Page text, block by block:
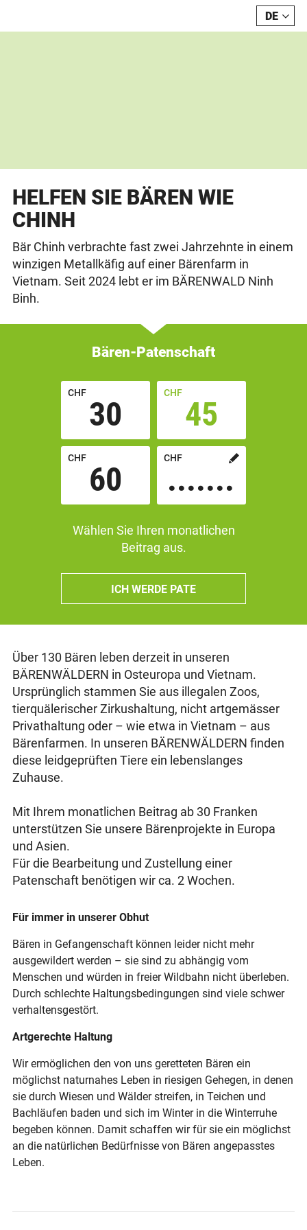
DE
HELFEN SIE BÄREN WIE
CHINH
Bär Chinh verbrachte fast zwei Jahrzehnte in einem
winzigen Metallkäfig auf einer Bärenfarm in
Vietnam. Seit 2024 lebt er im BÄRENWALD Ninh
Binh.
Bären-Patenschaft
30
CHF
45
CHF
60
CHF
Custom
in
CHF
Wählen Sie Ihren monatlichen
Beitrag aus.
ICH WERDE PATE
Über 130 Bären leben derzeit in unseren
BÄRENWÄLDERN in Osteuropa und Vietnam.
Ursprünglich stammen Sie aus illegalen Zoos,
tierquälerischer Zirkushaltung, nicht artgemässer
Privathaltung oder – wie etwa in Vietnam – aus
Bärenfarmen. In unseren BÄRENWÄLDERN finden
diese leidgeprüften Tiere ein lebenslanges
Zuhause.
Mit Ihrem monatlichen Beitrag ab 30 Franken
unterstützen Sie unsere Bärenprojekte in Europa
und Asien.
Für die Bearbeitung und Zustellung einer
Patenschaft benötigen wir ca. 2 Wochen.
Für immer in unserer Obhut
Bären in Gefangenschaft können leider nicht mehr
ausgewildert werden – sie sind zu abhängig vom
Menschen und würden in freier Wildbahn nicht überleben.
Durch schlechte Haltungsbedingungen sind viele schwer
verhaltensgestört.
Artgerechte Haltung
Wir ermöglichen den von uns geretteten Bären ein
möglichst naturnahes Leben in riesigen Gehegen, in denen
sie durch Wiesen und Wälder streifen, in Teichen und
Bachläufen baden und sich im Winter in die Winterruhe
begeben können. Damit schaffen wir für sie ein möglichst
an die natürlichen Bedürfnisse von Bären angepasstes
Leben.